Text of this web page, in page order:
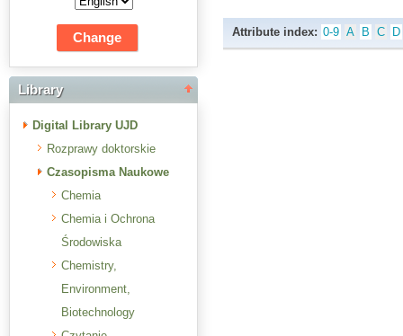
Library
Digital Library UJD
Rozprawy doktorskie
Czasopisma Naukowe
Chemia
Chemia i Ochrona
Środowiska
Chemistry,
Environment,
Biotechnology
Attribute index: 0-9 A B C D